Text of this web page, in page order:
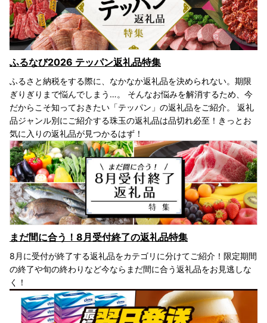
ふるなび2026 テッパン返礼品特集
ふるさと納税をする際に、なかなか返礼品を決められない。期限
ぎりぎりまで悩んでしまう…。 そんなお悩みを解消するため、今
だからこそ知っておきたい「テッパン」の返礼品をご紹介。 返礼
品ジャンル別にご紹介する珠玉の返礼品は品切れ必至！きっとお
気に入りの返礼品が見つかるはず！
まだ間に合う！8月受付終了の返礼品特集
8月に受付が終了する返礼品をカテゴリに分けてご紹介！限定期間
の終了や旬の終わりなど今ならまだ間に合う返礼品をお見逃しな
く！